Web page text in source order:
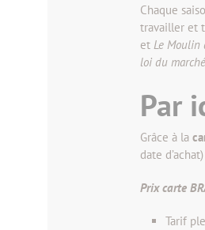
Chaque
travailler et
et Le Moulin
loi du
Par
Grâce à la
date
Prix carte
Tarif